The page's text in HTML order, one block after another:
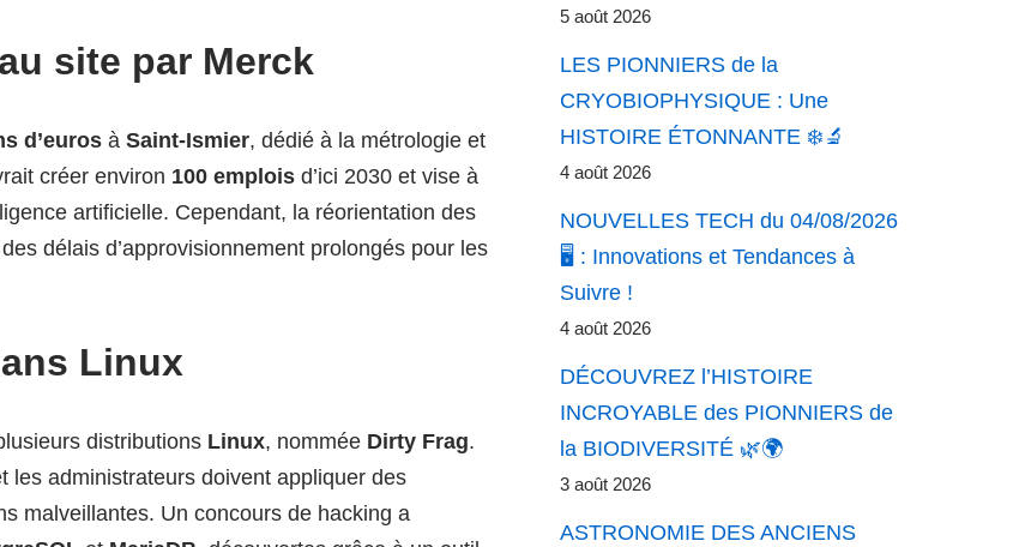
site par Merck
d’euros à Saint-Ismier, dédié à la métrologie et
créer environ 100 emplois d’ici 2030 et vise à
artificielle. Cependant, la réorientation des
délais d’approvisionnement prolongés pour les
Linux
distributions Linux, nommée Dirty Frag.
les administrateurs doivent appliquer des
malveillantes. Un concours de hacking a
5 août 2026
LES PIONNIERS de la
CRYOBIOPHYSIQUE : Une
HISTOIRE ÉTONNANTE ❄️🔬
4 août 2026
NOUVELLES TECH du 04/08/2026
🖥️ : Innovations et Tendances à
Suivre !
4 août 2026
DÉCOUVREZ l’HISTOIRE
INCROYABLE des PIONNIERS de
la BIODIVERSITÉ 🌿🌍
3 août 2026
ASTRONOMIE DES ANCIENS